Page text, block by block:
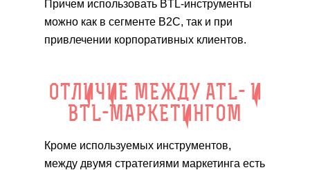
Причем использовать BTL-инструменты
можно как в сегменте В2С, так и при
привлечении корпоративных клиентов.
ОТЛИЧИЕ МЕЖДУ ATL- И
BTL-МАРКЕТИНГОМ
Кроме используемых инструментов,
между двумя стратегиями маркетинга есть